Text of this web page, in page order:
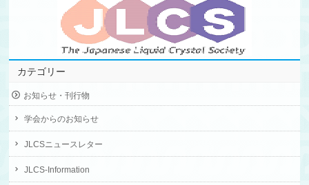
カテゴリー
お知らせ・刊行物
学会からのお知らせ
JLCSニュースレター
JLCS-Information